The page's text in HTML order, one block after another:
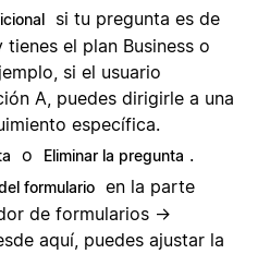
si tu pregunta es de
el plan Business o
si el usuario
A, puedes dirigirle a una
específica.
o Eliminar la pregunta .
formulario en la parte
de formularios →
aquí, puedes ajustar la